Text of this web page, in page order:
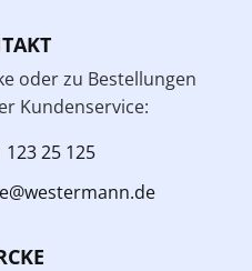
oder zu Bestellungen
Kundenservice:
123 25 125